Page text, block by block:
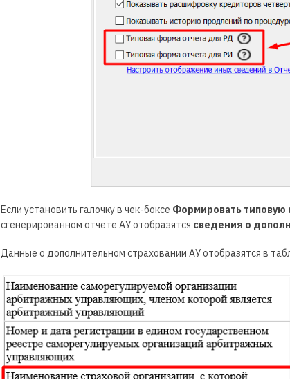
Если установить галочку в чек-боксе Формировать
сгенерированном отчете АУ отобразятся сведения о
Данные о дополнительном страховании АУ отобразятся в